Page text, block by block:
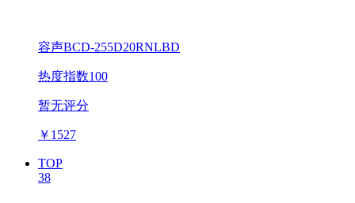
容声BCD-255D20RNLBD
热度指数100
暂无评分
￥ 1527
TOP
38